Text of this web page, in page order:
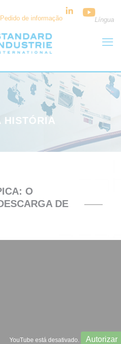
Pedido de informação Língua
HISTÓRIA
O
DE
YouTube está desativado. Autorizar